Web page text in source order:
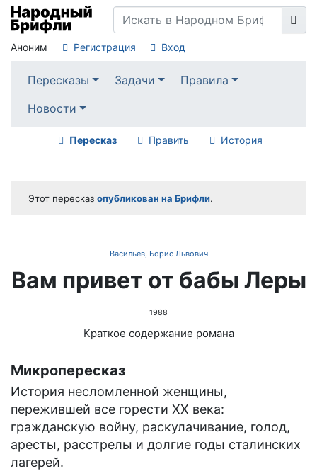
Аноним Регистрация Вход
Пересказы Задачи
Правила
Новости
Пересказ Править История
Этот пересказ опубликован на Брифли.
Васильев, Борис Львович
Вам привет от бабы Леры
1988
Краткое содержание романа
Микропересказ
История несломленной женщины,
пережившей все горести XX века:
гражданскую войну, раскулачивание, голод,
аресты, расстрелы и долгие годы сталинских
лагерей.